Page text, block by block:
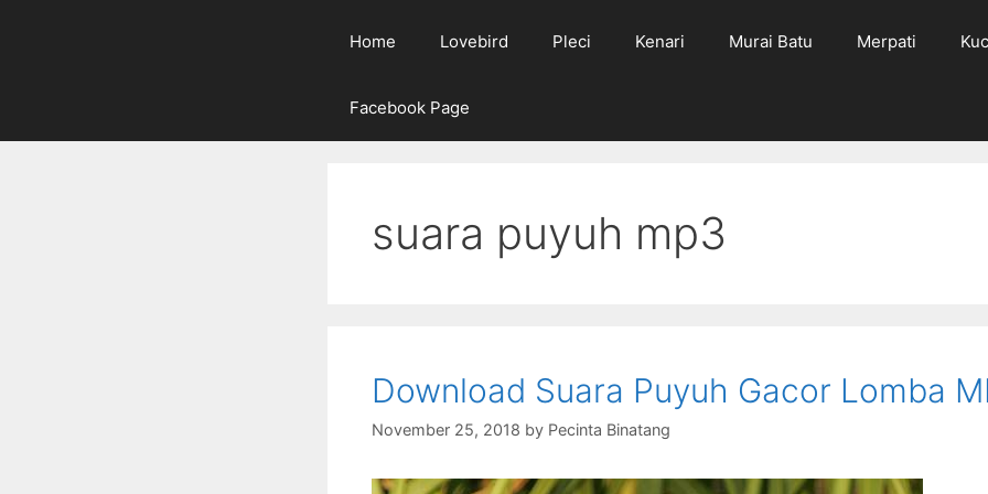
Home Lovebird Pleci Kenari Murai Batu Merpati
Facebook Page
suara puyuh mp3
Download Suara Puyuh Gacor Lomba
November 25, 2018 by Pecinta Binatang